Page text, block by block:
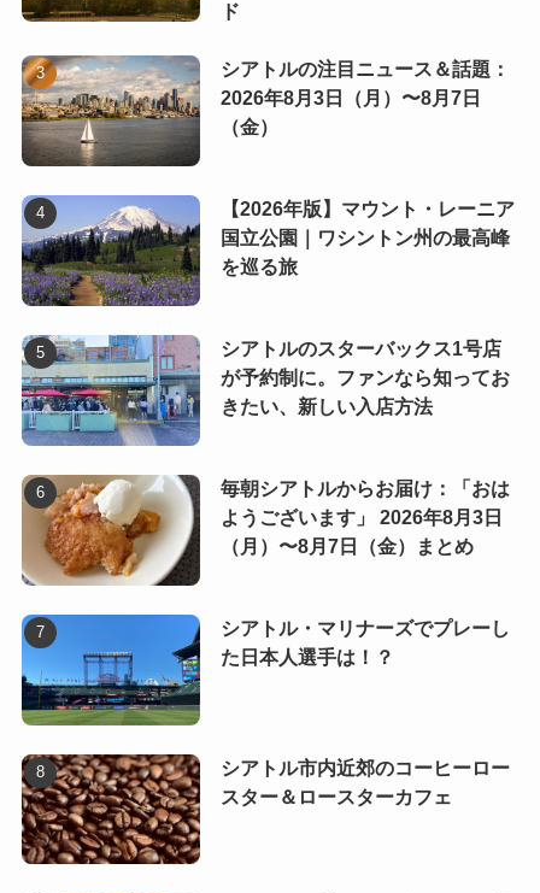
ド
シアトルの注目ニュース＆話題：
2026年8月3日（月）〜8月7日
（金）
【2026年版】マウント・レーニア
国立公園｜ワシントン州の最高峰
を巡る旅
シアトルのスターバックス1号店
が予約制に。ファンなら知ってお
きたい、新しい入店方法
毎朝シアトルからお届け：「おは
ようございます」 2026年8月3日
（月）〜8月7日（金）まとめ
シアトル・マリナーズでプレーし
た日本人選手は！？
シアトル市内近郊のコーヒーロー
スター＆ロースターカフェ